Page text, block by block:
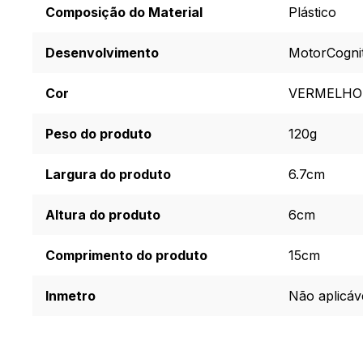
Composição do Material Plástico
Desenvolvimento Motor
Cor VERMELHO
Peso do produto 120g
Largura do produto 6.7cm
Altura do produto 6cm
Comprimento do produto 15cm
Inmetro Não